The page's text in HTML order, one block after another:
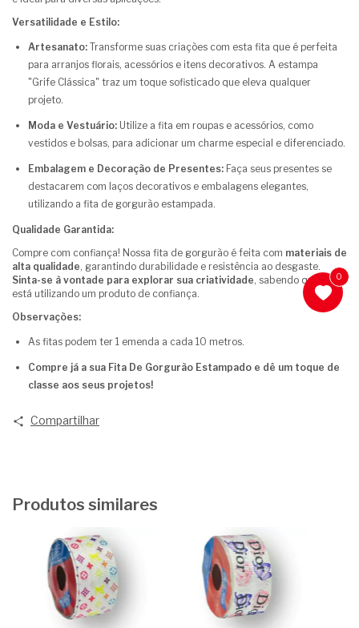
Versatilidade e Estilo:
Artesanato: Transforme suas criações com esta fita que é perfeita
para arranjos florais, acessórios e itens decorativos. A estampa
"Grife Clássica" traz um toque sofisticado que eleva qualquer
projeto.
Moda e Vestuário: Utilize a fita em roupas e acessórios, como
vestidos e bolsas, para adicionar um charme especial e diferenciado.
Embalagem e Decoração de Presentes: Faça seus presentes se
destacarem com laços decorativos e embalagens elegantes,
utilizando a fita de gorgurão estampada.
Qualidade Garantida:
Compre com confiança! Nossa fita de gorgurão é feita com materiais de
alta qualidade, garantindo durabilidade e resistência ao desgaste.
Sinta-se à vontade para explorar sua criatividade, sabendo que você
está utilizando um produto de confiança.
Observações:
As fitas podem ter 1 emenda a cada 10 metros.
Compre já a sua Fita De Gorgurão Estampado e dê um toque de
classe aos seus projetos!
Compartilhar
Produtos similares
0